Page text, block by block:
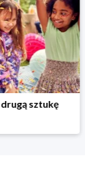
sztukę